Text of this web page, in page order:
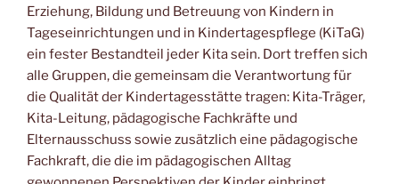
Erziehung, Bildung und Betreuung von Kindern in
Tageseinrichtungen und in Kindertagespflege (KiTaG)
ein fester Bestandteil jeder Kita sein. Dort treffen sich
alle Gruppen, die gemeinsam die Verantwortung für
die Qualität der Kindertagesstätte tragen: Kita-Träger,
Kita-Leitung, pädagogische Fachkräfte und
Elternausschuss sowie zusätzlich eine pädagogische
Fachkraft, die die im pädagogischen Alltag